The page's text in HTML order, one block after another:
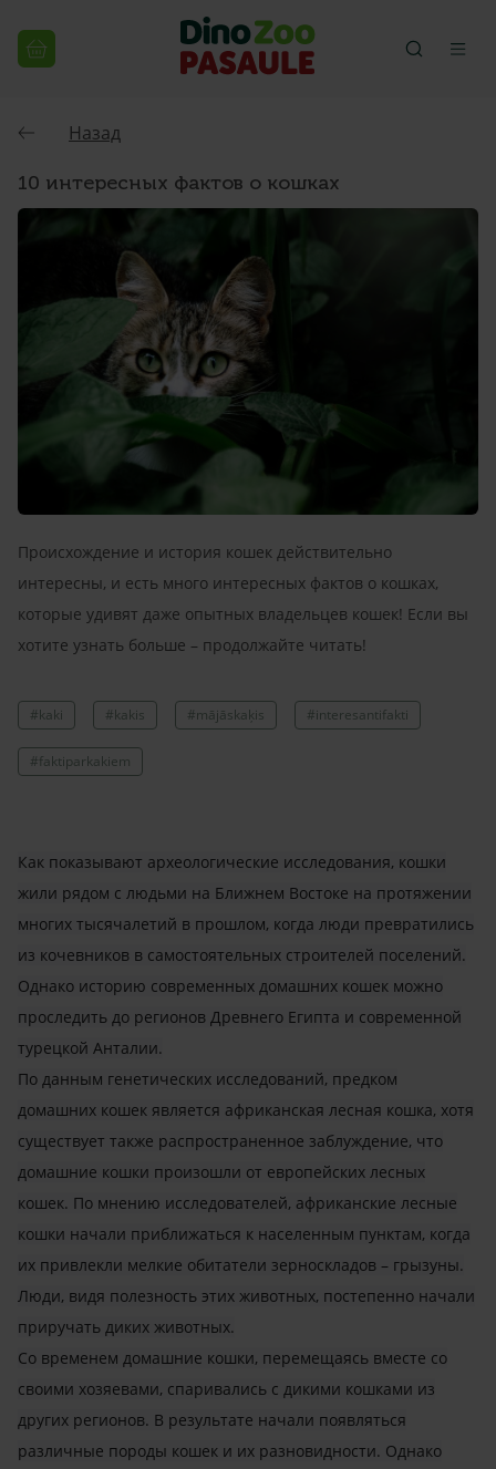
Назад
10 интересных фактов о кошках
Происхождение и история кошек действительно
интересны, и есть много интересных фактов о кошках,
которые удивят даже опытных владельцев кошек! Если вы
хотите узнать больше – продолжайте читать!
#kaki #kakis #mājāskaķis #interesantifakti
#faktiparkakiem
Как показывают археологические исследования, кошки
жили рядом с людьми на Ближнем Востоке на протяжении
многих тысячалетий в прошлом, когда люди превратились
из кочевников в самостоятельных строителей поселений.
Однако историю современных домашних кошек можно
проследить до регионов Древнего Египта и современной
турецкой Анталии.
По данным генетических исследований, предком
домашних кошек является африканская лесная кошка, хотя
существует также распространенное заблуждение, что
домашние кошки произошли от европейских лесных
кошек. По мнению исследователей, африканские лесные
кошки начали приближаться к населенным пунктам, когда
их привлекли мелкие обитатели зерноскладов – грызуны.
Люди, видя полезность этих животных, постепенно начали
приручать диких животных.
Со временем домашние кошки, перемещаясь вместе со
своими хозяевами, спаривались с дикими кошками из
других регионов. В результате начали появляться
различные породы кошек и их разновидности. Однако